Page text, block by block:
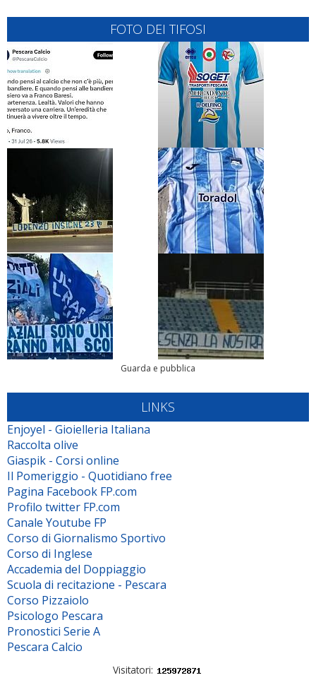
FOTO DEI TIFOSI
Guarda e pubblica
LINKS
Enjoyel - Gioielleria Italiana
Raccolta olive
Giaspik - Corsi online
Il Pomeriggio - Quotidiano free
Pagina Facebook FP.com
Profilo twitter FP.com
Canale Youtube FP
Corso di Giornalismo Sportivo
Corso di Inglese
Accademia del Doppiaggio
Scuola di recitazione - Pescara
Corso Pizzaiolo
Psicologo Pescara
Pronostici Serie A
Pescara Calcio
Visitatori: